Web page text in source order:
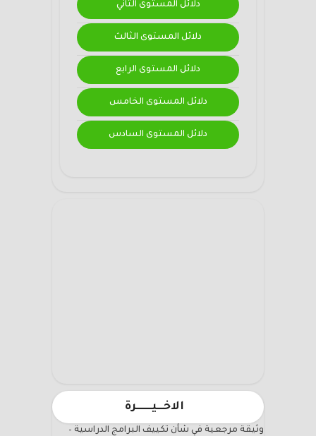
دلائل المستوى الثاني
دلائل المستوى الثالث
دلائل المستوى الرابع
دلائل المستوى الخامس
دلائل المستوى السادس
الاخـــيـــــــرة
وثيقة مرجعية في شأن تكييف البرامج الدراسية –